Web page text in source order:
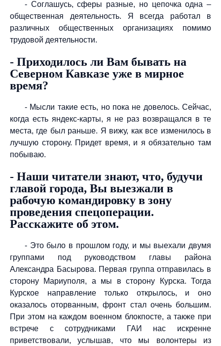
- Соглашусь, сферы разные, но цепочка одна –
общественная деятельность. Я всегда работал в
различных общественных организациях помимо
трудовой деятельности.
- Приходилось ли Вам бывать на
Северном Кавказе уже в мирное
время?
- Мысли такие есть, но пока не довелось. Сейчас,
когда есть яндекс-карты, я не раз возвращался в те
места, где был раньше. Я вижу, как все изменилось в
лучшую сторону. Придет время, и я обязательно там
побываю.
- Наши читатели знают, что, будучи
главой города, Вы выезжали в
рабочую командировку в зону
проведения спецоперации.
Расскажите об этом.
- Это было в прошлом году, и мы выехали двумя
группами под руководством главы района
Александра Басырова. Первая группа отправилась в
сторону Мариуполя, а мы в сторону Курска. Тогда
Курское направление только открылось, и оно
оказалось оторванным, фронт стал очень большим.
При этом на каждом военном блокпосте, а также при
встрече с сотрудниками ГАИ нас искренне
приветствовали, услышав, что мы волонтеры из